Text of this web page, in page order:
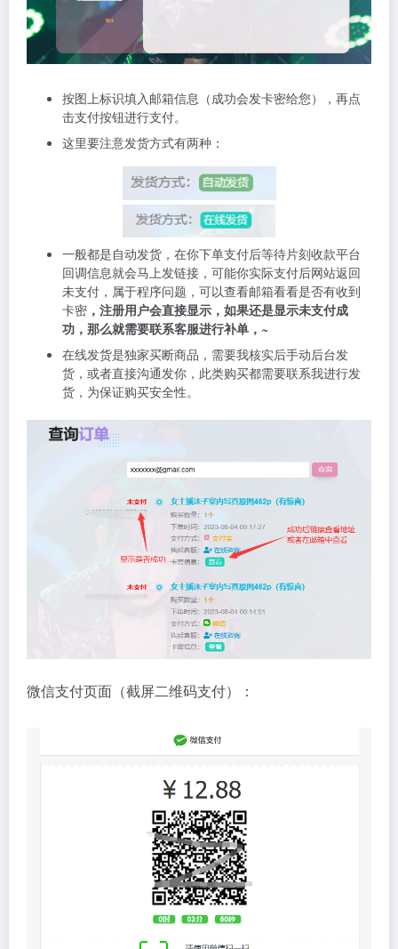
按图上标识填入邮箱信息（成功会发卡密给您），再点
击支付按钮进行支付。
这里要注意发货方式有两种：
一般都是自动发货，在你下单支付后等待片刻收款平台
回调信息就会马上发链接，可能你实际支付后网站返回
未支付，属于程序问题，可以查看邮箱看看是否有收到
卡密 ，注册用户会直接显示，如果还是显示未支付成
功，那么就需要联系客服进行补单，~
在线发货是独家买断商品，需要我核实后手动后台发
货，或者直接沟通发你，此类购买都需要联系我进行发
货，为保证购买安全性。
微信支付页面（截屏二维码支付）：